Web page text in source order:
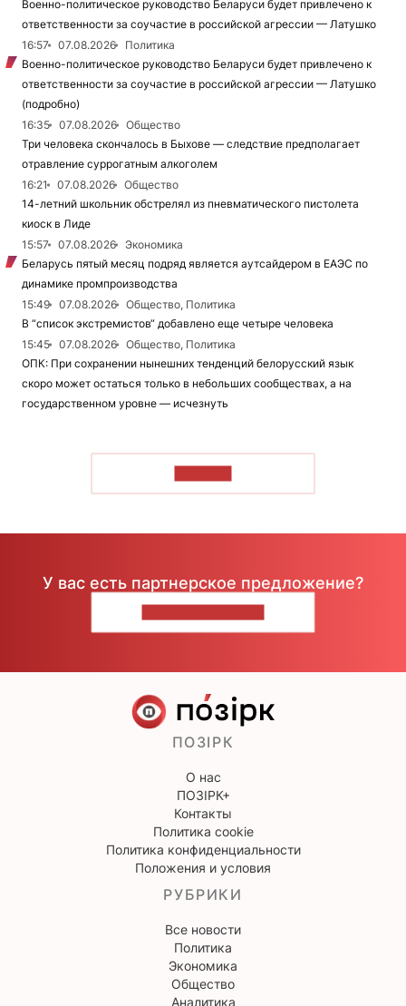
Военно-политическое руководство Беларуси будет привлечено к
ответственности за соучастие в российской агрессии — Латушко
16:57
07.08.2026
Политика
Военно-политическое руководство Беларуси будет привлечено к
ответственности за соучастие в российской агрессии — Латушко
(подробно)
16:35
07.08.2026
Общество
Три человека скончалось в Быхове — следствие предполагает
отравление суррогатным алкоголем
16:21
07.08.2026
Общество
14-летний школьник обстрелял из пневматического пистолета
киоск в Лиде
15:57
07.08.2026
Экономика
Беларусь пятый месяц подряд является аутсайдером в ЕАЭС по
динамике промпроизводства
15:49
07.08.2026
Общество, Политика
В “список экстремистов“ добавлено еще четыре человека
15:45
07.08.2026
Общество, Политика
ОПК: При сохранении нынешних тенденций белорусский язык
скоро может остаться только в небольших сообществах, а на
государственном уровне — исчезнуть
У вас есть партнерское предложение?
ПОЗІРК
О нас
ПОЗІРК+
Контакты
Политика cookie
Политика конфиденциальности
Положения и условия
РУБРИКИ
Все новости
Политика
Экономика
Общество
Аналитика